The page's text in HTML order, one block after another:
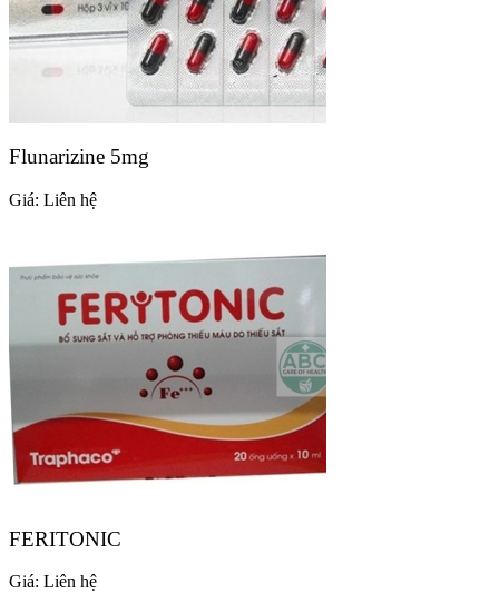
Flunarizine 5mg
Giá: Liên hệ
FERITONIC
Giá: Liên hệ